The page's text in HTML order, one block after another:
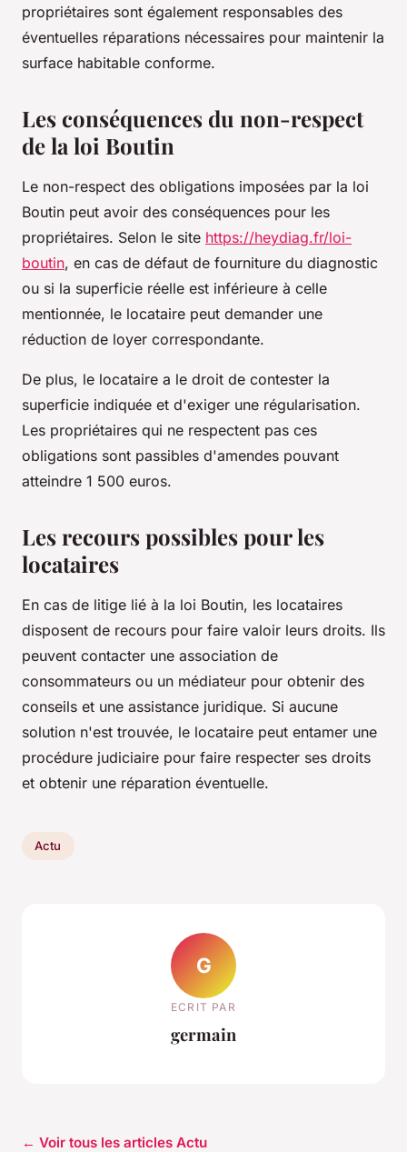
propriétaires sont également responsables des
éventuelles réparations nécessaires pour maintenir la
surface habitable conforme.
Les conséquences du non-respect
de la loi Boutin
Le non-respect des obligations imposées par la loi
Boutin peut avoir des conséquences pour les
propriétaires. Selon le site https://heydiag.fr/loi-
boutin, en cas de défaut de fourniture du diagnostic
ou si la superficie réelle est inférieure à celle
mentionnée, le locataire peut demander une
réduction de loyer correspondante.
De plus, le locataire a le droit de contester la
superficie indiquée et d'exiger une régularisation.
Les propriétaires qui ne respectent pas ces
obligations sont passibles d'amendes pouvant
atteindre 1 500 euros.
Les recours possibles pour les
locataires
En cas de litige lié à la loi Boutin, les locataires
disposent de recours pour faire valoir leurs droits. Ils
peuvent contacter une association de
consommateurs ou un médiateur pour obtenir des
conseils et une assistance juridique. Si aucune
solution n'est trouvée, le locataire peut entamer une
procédure judiciaire pour faire respecter ses droits
et obtenir une réparation éventuelle.
Actu
G
ECRIT PAR
germain
← Voir tous les articles Actu